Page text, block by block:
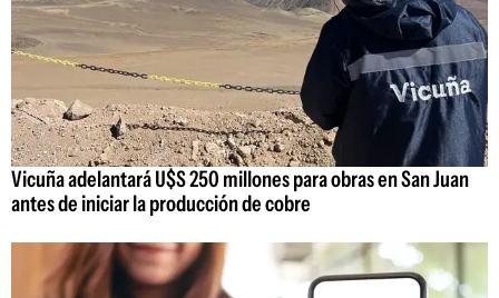
Vicuña adelantará U$S 250 millones para obras en San Juan
antes de iniciar la producción de cobre